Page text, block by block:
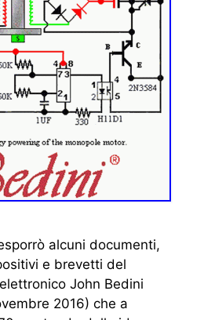
alcuni documenti,
e brevetti del
John Bedini
2016) che a